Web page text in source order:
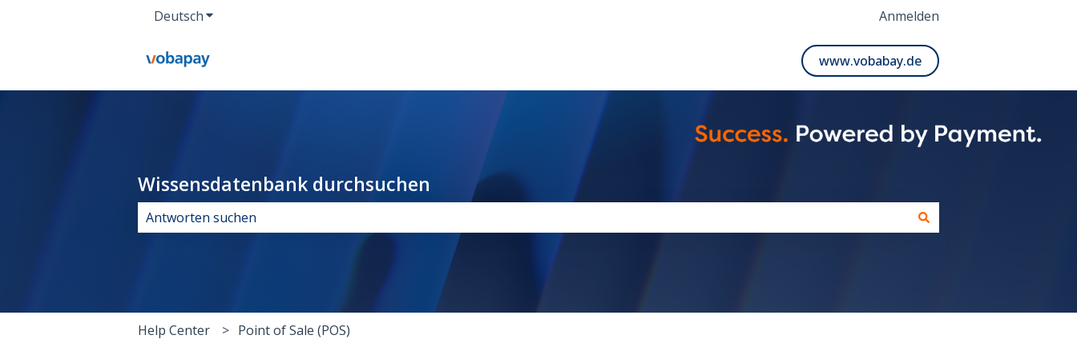
DeutschUntermenü für Übersetzungen anzeigen Anmelden
www.vobabay.de
Wissensdatenbank durchsuchen
Es gibt keine Vorschläge, da das Suchfeld leer ist.
Help Center Point of Sale (POS)